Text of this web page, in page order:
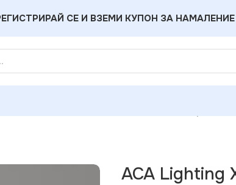
СЕ И ВЗЕМИ КУПОН ЗА НАМАЛЕНИЕ
ACA Lighting